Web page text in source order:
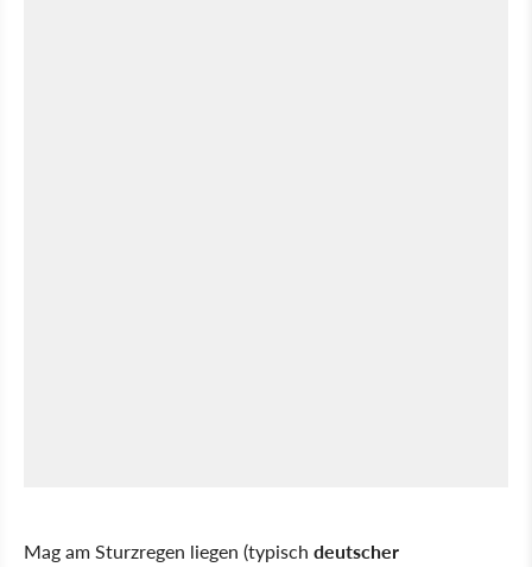
Mag am Sturzregen liegen (typisch deutscher